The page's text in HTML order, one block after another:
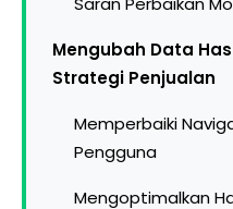
Mengubah Data
Strategi Penjualan
Memperbaiki
Pengguna
Mengoptimalkan